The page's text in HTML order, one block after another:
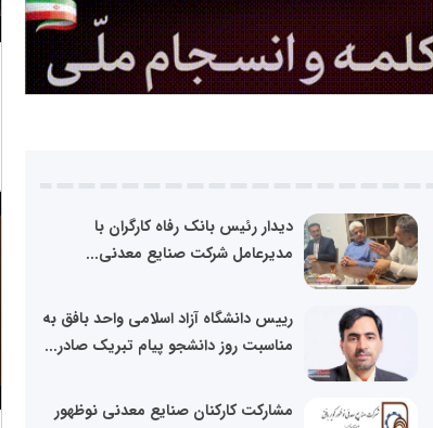
دیدار رئیس بانک رفاه کارگران با
مدیرعامل شرکت صنایع معدنی...
رییس دانشگاه آزاد اسلامی واحد بافق به
مناسبت روز دانشجو پیام تبریک صادر...
مشارکت کارکنان صنایع معدنی نوظهور